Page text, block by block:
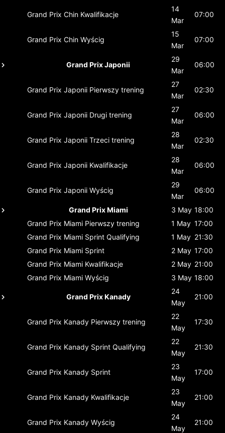
Grand Prix Chin Kwalifikacje
14
Mar
07:00
Grand Prix Chin Wyścig
15
Mar
07:00
Grand Prix Japonii
29
Mar
06:00
Grand Prix Japonii Pierwszy trening
27
Mar
02:30
Grand Prix Japonii Drugi trening
27
Mar
06:00
Grand Prix Japonii Trzeci trening
28
Mar
02:30
Grand Prix Japonii Kwalifikacje
28
Mar
06:00
Grand Prix Japonii Wyścig
29
Mar
06:00
Grand Prix Miami 3 May 18:00
Grand Prix Miami Pierwszy trening 1 May 17:00
Grand Prix Miami Sprint Qualifying 1 May 21:30
Grand Prix Miami Sprint 2 May 17:00
Grand Prix Miami Kwalifikacje 2 May 21:00
Grand Prix Miami Wyścig 3 May 18:00
Grand Prix Kanady
24
May
21:00
Grand Prix Kanady Pierwszy trening
22
May
17:30
Grand Prix Kanady Sprint Qualifying
22
May
21:30
Grand Prix Kanady Sprint
23
May
17:00
Grand Prix Kanady Kwalifikacje
23
May
21:00
Grand Prix Kanady Wyścig
24
May
21:00